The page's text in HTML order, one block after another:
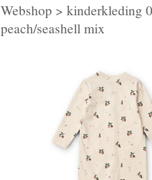
Webshop > kinderkleding
peach/seashell mix